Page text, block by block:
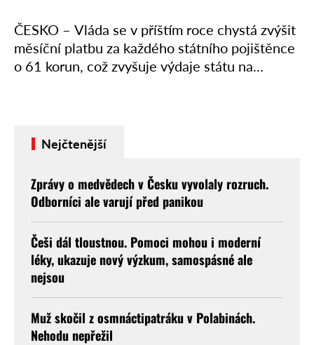
ČESKO – Vláda se v příštím roce chystá zvýšit
měsíční platbu za každého státního pojištěnce
o 61 korun, což zvyšuje výdaje státu na
Nejčtenější
Zprávy o medvědech v Česku vyvolaly rozruch.
Odborníci ale varují před panikou
Češi dál tloustnou. Pomoci mohou i moderní
léky, ukazuje nový výzkum, samospásné ale
nejsou
Muž skočil z osmnáctipatráku v Polabinách.
Nehodu nepřežil